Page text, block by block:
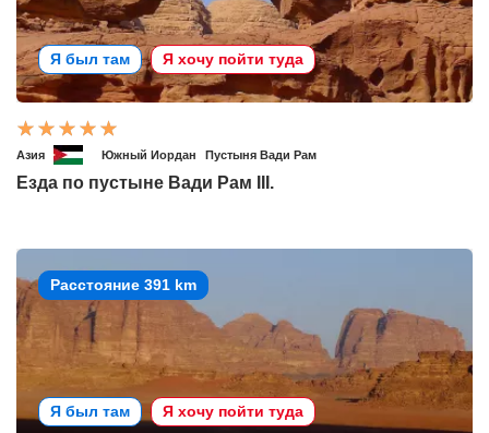
Я был там Я хочу пойти туда
Азия Южный Иордан Пустыня Вади Рам
Езда по пустыне Вади Рам III.
Расстояние 391 km
Я был там Я хочу пойти туда